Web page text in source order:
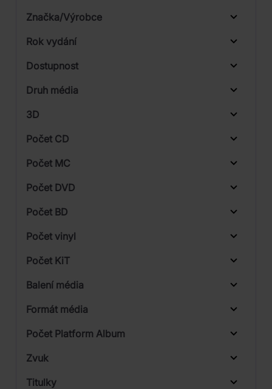
Značka/Výrobce
Rok vydání
Od
Dostupnost
Druh média
3D
Počet CD
Počet MC
Počet DVD
Počet BD
Počet vinyl
Počet KiT
Balení média
Formát média
Počet Platform Album
Zvuk
Titulky